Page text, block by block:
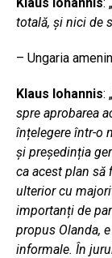
totală, și nici de
– Ungaria
Klaus Iohannis: „
spre aprobarea
înțelegere într-o
și președinția
ca acest plan să
ulterior cu
importanți de
propus Olanda,
informale. În